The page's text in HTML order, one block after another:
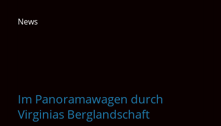
News
Im Panoramawagen durch
Virginias Berglandschaft